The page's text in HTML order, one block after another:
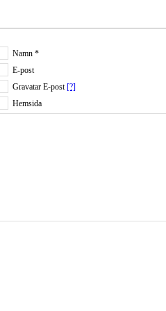
Namn *
E-post
Gravatar E-post [?]
Hemsida